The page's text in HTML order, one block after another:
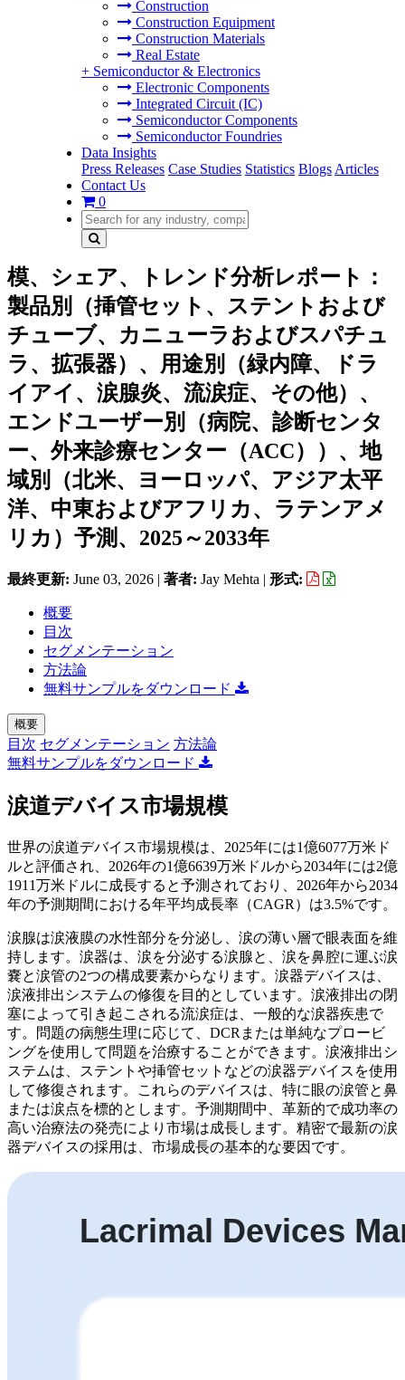
Construction
Construction Equipment
Construction Materials
Real Estate
+ Semiconductor & Electronics
Electronic Components
Integrated Circuit (IC)
Semiconductor Components
Semiconductor Foundries
Data Insights
Press Releases Case Studies Statistics Blogs Articles
Contact Us
0
模、シェア、トレンド分析レポート：
製品別（挿管セット、ステントおよび
チューブ、カニューラおよびスパチュ
ラ、拡張器）、用途別（緑内障、ドラ
イアイ、涙腺炎、流涙症、その他）、
エンドユーザー別（病院、診断センタ
ー、外来診療センター（ACC））、地
域別（北米、ヨーロッパ、アジア太平
洋、中東およびアフリカ、ラテンアメ
リカ）予測、2025～2033年
最終更新: June 03, 2026 | 著者: Jay Mehta | 形式:
概要
目次
セグメンテーション
方法論
無料サンプルをダウンロード
概要
目次 セグメンテーション 方法論
無料サンプルをダウンロード
涙道デバイス市場規模
世界の涙道デバイス市場規模は、2025年には1億6077万米ド
ルと評価され、2026年の1億6639万米ドルから2034年には2億
1911万米ドルに成長すると予測されており、2026年から2034
年の予測期間における年平均成長率（CAGR）は3.5%です。
涙腺は涙液膜の水性部分を分泌し、涙の薄い層で眼表面を維
持します。涙器は、涙を分泌する涙腺と、涙を鼻腔に運ぶ涙
嚢と涙管の2つの構成要素からなります。涙器デバイスは、
涙液排出システムの修復を目的としています。涙液排出の閉
塞によって引き起こされる流涙症は、一般的な涙器疾患で
す。問題の病態生理に応じて、DCRまたは単純なプロービ
ングを使用して問題を治療することができます。涙液排出シ
ステムは、ステントや挿管セットなどの涙器デバイスを使用
して修復されます。これらのデバイスは、特に眼の涙管と鼻
または涙点を標的とします。予測期間中、革新的で成功率の
高い治療法の発売により市場は成長します。精密で最新の涙
器デバイスの採用は、市場成長の基本的な要因です。